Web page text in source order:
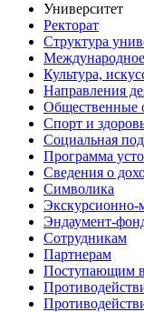
Университет
Ректорат
Структура
Международное
Культура,
Направления
Общественные
Спорт и
Социальная
Программа
Сведения о
Символика
Экскурсионно-
Эндаумент-
Сотрудникам
Партнерам
Поступающим